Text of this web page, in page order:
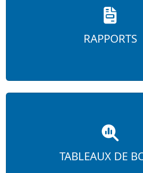
RAPPORTS
TABLEAUX DE